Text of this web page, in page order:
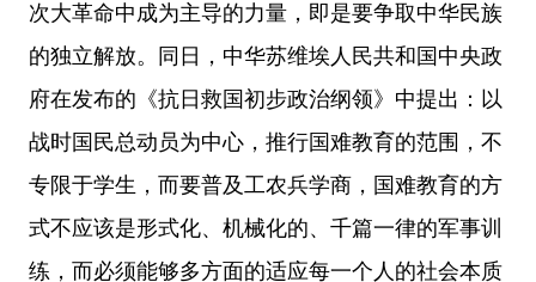
次大革命中成为主导的力量，即是要争取中华民族
的独立解放。同日，中华苏维埃人民共和国中央政
府在发布的《抗日救国初步政治纲领》中提出：以
战时国民总动员为中心，推行国难教育的范围，不
专限于学生，而要普及工农兵学商，国难教育的方
式不应该是形式化、机械化的、千篇一律的军事训
练，而必须能够多方面的适应每一个人的社会本质